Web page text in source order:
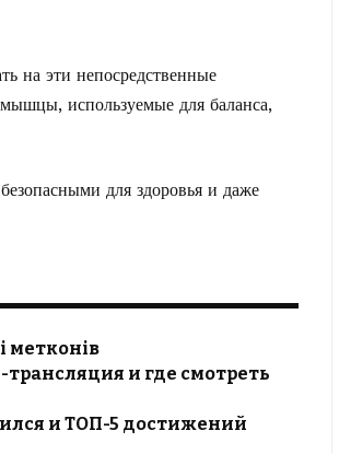
на эти непосредственные
используемые для баланса,
для здоровья и даже
метконів
и где смотреть
и ТОП-5 достижений